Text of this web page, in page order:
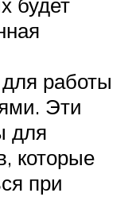
работы
Эти
для
которые
при